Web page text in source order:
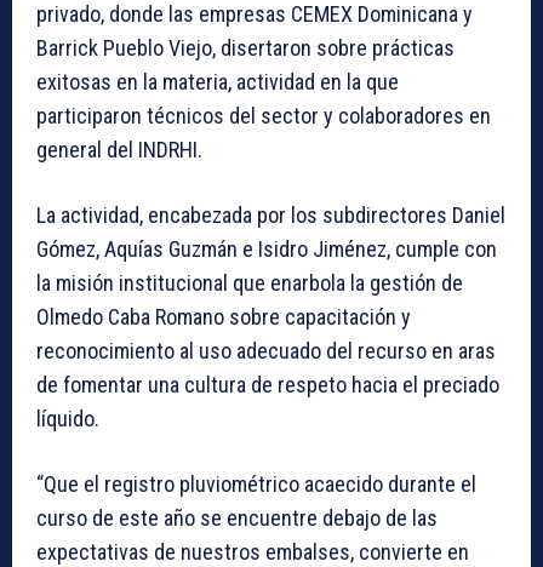
privado, donde las empresas CEMEX Dominicana y
Barrick Pueblo Viejo, disertaron sobre prácticas
exitosas en la materia, actividad en la que
participaron técnicos del sector y colaboradores en
general del INDRHI.
La actividad, encabezada por los subdirectores Daniel
Gómez, Aquías Guzmán e Isidro Jiménez, cumple con
la misión institucional que enarbola la gestión de
Olmedo Caba Romano sobre capacitación y
reconocimiento al uso adecuado del recurso en aras
de fomentar una cultura de respeto hacia el preciado
líquido.
“Que el registro pluviométrico acaecido durante el
curso de este año se encuentre debajo de las
expectativas de nuestros embalses, convierte en